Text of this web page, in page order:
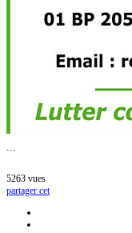
5263 vues
partager cet